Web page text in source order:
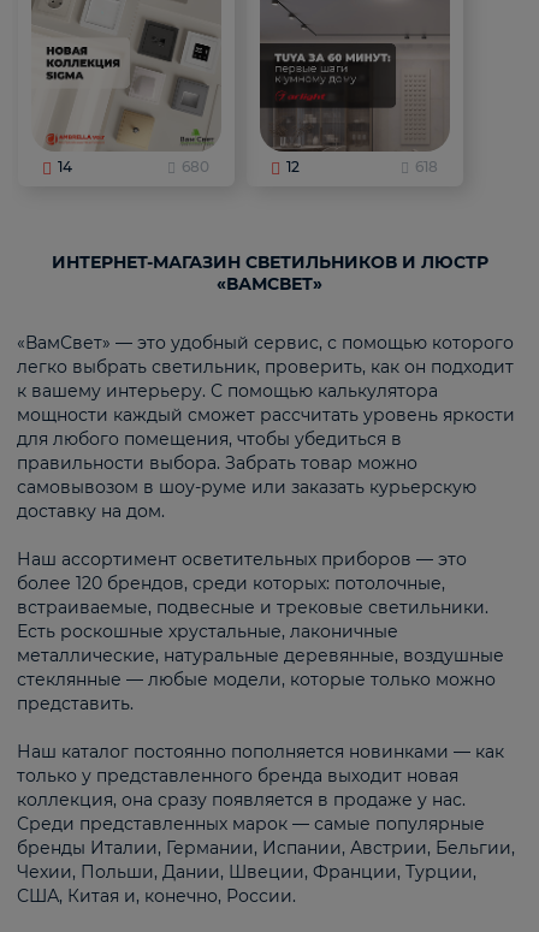
14 680 12 618
ИНТЕРНЕТ-МАГАЗИН СВЕТИЛЬНИКОВ И ЛЮСТР
«ВАМСВЕТ»
«ВамСвет» — это удобный сервис, с помощью которого
легко выбрать светильник, проверить, как он подходит
к вашему интерьеру. С помощью калькулятора
мощности каждый сможет рассчитать уровень яркости
для любого помещения, чтобы убедиться в
правильности выбора. Забрать товар можно
самовывозом в шоу-руме или заказать курьерскую
доставку на дом.
Наш ассортимент осветительных приборов — это
более 120 брендов, среди которых: потолочные,
встраиваемые, подвесные и трековые светильники.
Есть роскошные хрустальные, лаконичные
металлические, натуральные деревянные, воздушные
стеклянные — любые модели, которые только можно
представить.
Наш каталог постоянно пополняется новинками — как
только у представленного бренда выходит новая
коллекция, она сразу появляется в продаже у нас.
Среди представленных марок — самые популярные
бренды Италии, Германии, Испании, Австрии, Бельгии,
Чехии, Польши, Дании, Швеции, Франции, Турции,
США, Китая и, конечно, России.